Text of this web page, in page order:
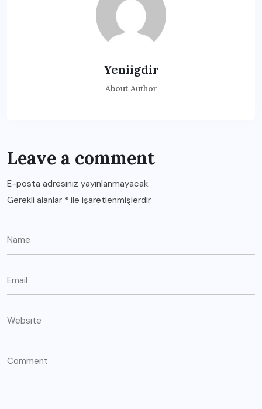
Yeniigdir
About Author
Leave a comment
E-posta adresiniz yayınlanmayacak.
Gerekli alanlar * ile işaretlenmişlerdir